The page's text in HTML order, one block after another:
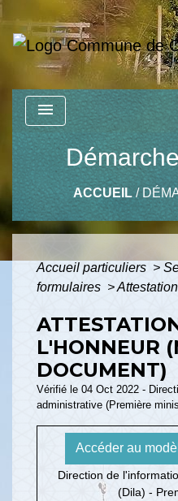
menu
ACCUEIL/
Accueil particuliers >
formulaires >
L'HONNEUR
DOCUMENT)
Vérifié le 04 Oct 2022 -
administrative (Première
Accéder au
Direction de
(Dila) -